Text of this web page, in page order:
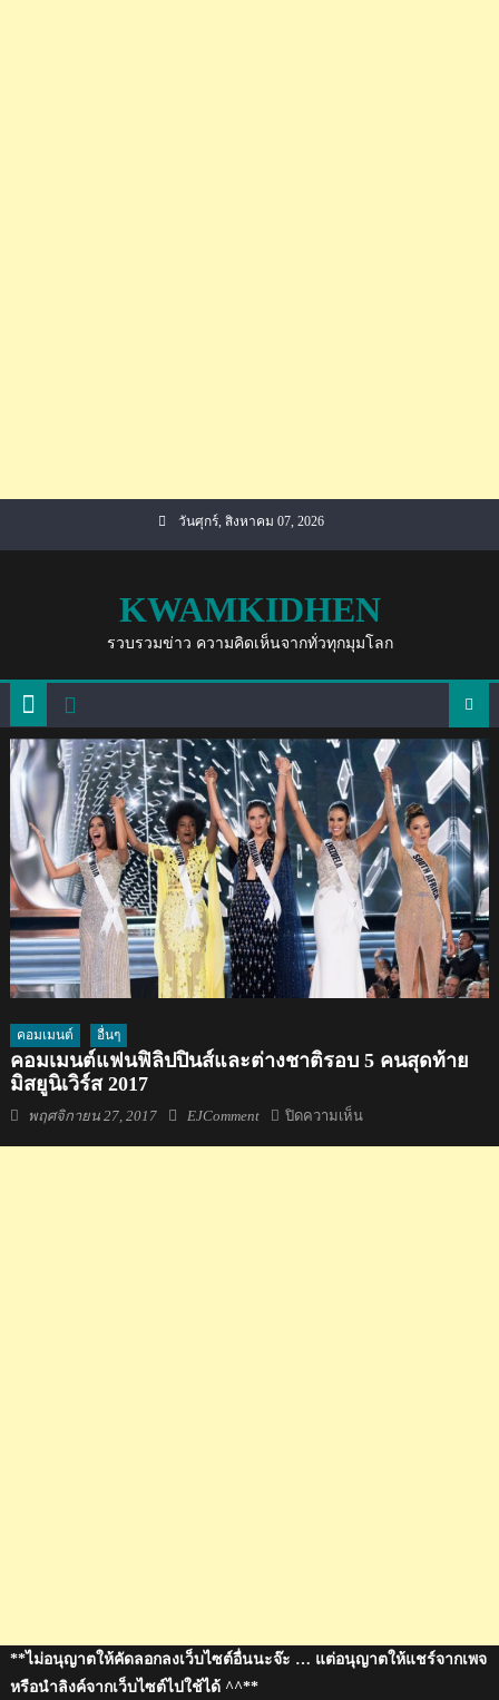
วันศุกร์, สิงหาคม 07, 2026
KWAMKIDHEN
รวบรวมข่าว ความคิดเห็นจากทั่วทุกมุมโลก
คอมเมนต์ อื่นๆ
คอมเมนต์แฟนฟิลิปปินส์และต่างชาติรอบ 5 คนสุดท้าย
มิสยูนิเวิร์ส 2017
Posted
พฤศจิกายน 27, 2017 Author
EJComment ปิดความเห็นบน
**ไม่อนุญาตให้คัดลอกลงเว็บไซต์อื่นนะจ๊ะ … แต่อนุญาตให้แชร์จากเพจ
หรือนำลิงค์จากเว็บไซต์ไปใช้ได้ ^^**